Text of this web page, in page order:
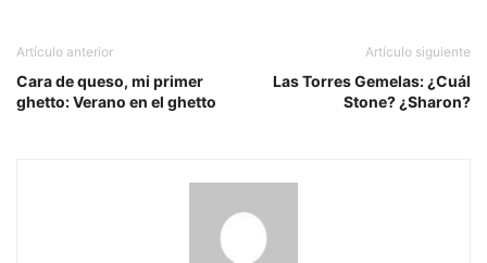
Artículo anterior
Cara de queso, mi primer
ghetto: Verano en el ghetto
Artículo siguiente
Las Torres Gemelas: ¿Cuál
Stone? ¿Sharon?